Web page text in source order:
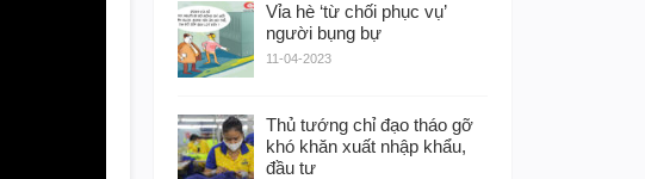
Vỉa hè ‘từ chối phục vụ’
người bụng bự
11-04-2023
Thủ tướng chỉ đạo tháo gỡ
khó khăn xuất nhập khẩu,
đầu tư